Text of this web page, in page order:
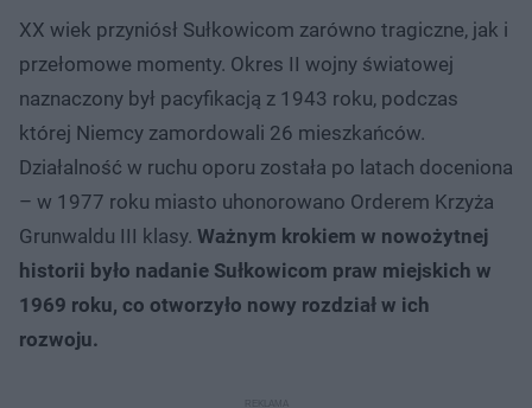
XX wiek przyniósł Sułkowicom zarówno tragiczne, jak i
przełomowe momenty. Okres II wojny światowej
naznaczony był pacyfikacją z 1943 roku, podczas
której Niemcy zamordowali 26 mieszkańców.
Działalność w ruchu oporu została po latach doceniona
– w 1977 roku miasto uhonorowano Orderem Krzyża
Grunwaldu III klasy. Ważnym krokiem w nowożytnej
historii było nadanie Sułkowicom praw miejskich w
1969 roku, co otworzyło nowy rozdział w ich
rozwoju.